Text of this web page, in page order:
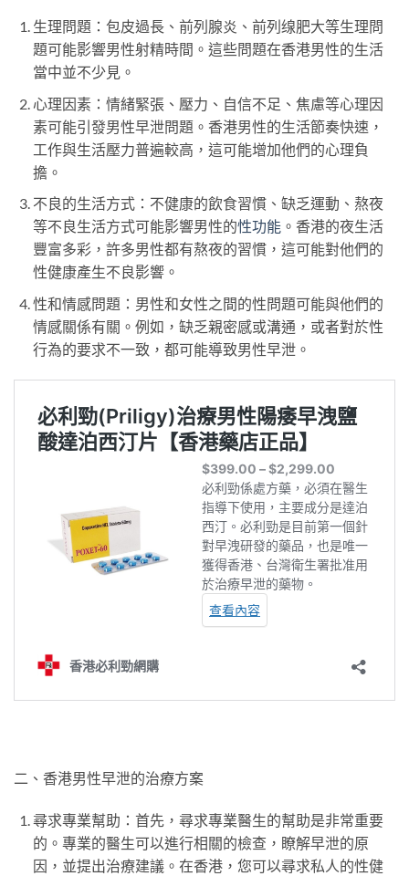
生理問題：包皮過長、前列腺炎、前列缐肥大等生理問
題可能影響男性射精時間。這些問題在香港男性的生活
當中並不少見。
心理因素：情緒緊張、壓力、自信不足、焦慮等心理因
素可能引發男性早泄問題。香港男性的生活節奏快速，
工作與生活壓力普遍較高，這可能增加他們的心理負
擔。
不良的生活方式：不健康的飲食習慣、缺乏運動、熬夜
等不良生活方式可能影響男性的性功能。香港的夜生活
豐富多彩，許多男性都有熬夜的習慣，這可能對他們的
性健康產生不良影響。
性和情感問題：男性和女性之間的性問題可能與他們的
情感關係有關。例如，缺乏親密感或溝通，或者對於性
行為的要求不一致，都可能導致男性早泄。
二、香港男性早泄的治療方案
尋求專業幫助：首先，尋求專業醫生的幫助是非常重要
的。專業的醫生可以進行相關的檢查，瞭解早泄的原
因，並提出治療建議。在香港，您可以尋求私人的性健